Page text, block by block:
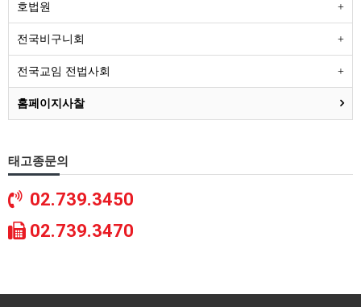
호법원
전국비구니회
전국교임 전법사회
홈페이지사찰
태고종문의
02.739.3450
02.739.3470